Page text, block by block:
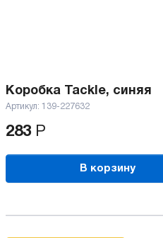
Коробка Tackle, синяя
Артикул: 139-227632
283 Р
В корзину